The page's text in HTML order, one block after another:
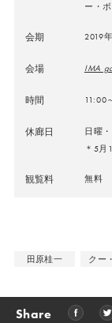
ー・
会期 2019
会場 IMA
時間 11:00
休廊日
日曜
＊5月
観覧料 無料
田原桂一 クー
Share